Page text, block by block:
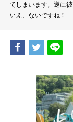
てしまいます。逆に
いえ、ないですね！
Share Tweet